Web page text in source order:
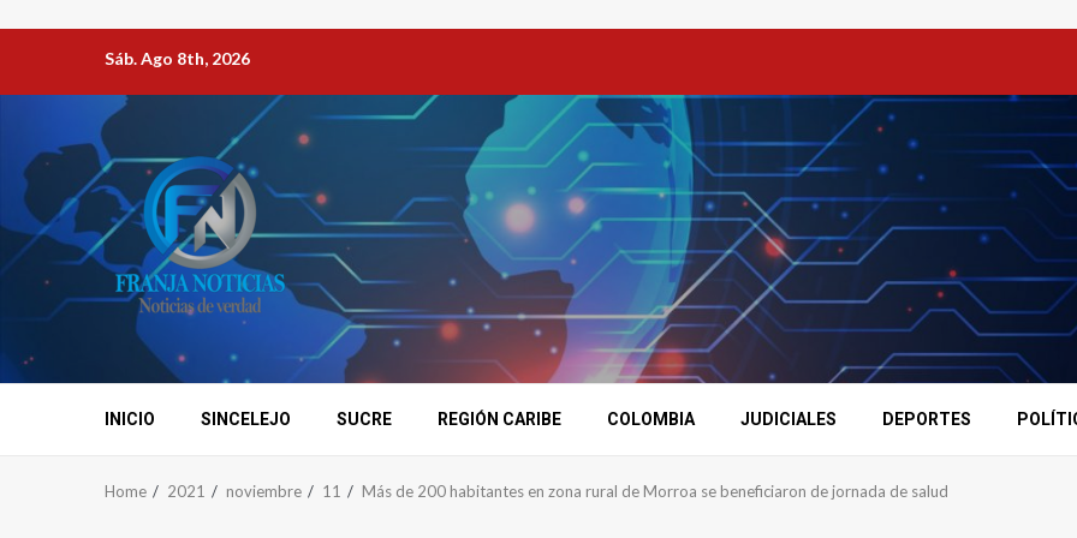
Sáb. Ago 8th, 2026
INICIO SINCELEJO SUCRE REGIÓN CARIBE COLOMBIA JUDICIALES DEPORTES
Home 2021 noviembre 11 Más de 200 habitantes en zona rural de Morroa se beneficiaron de jornada de salud